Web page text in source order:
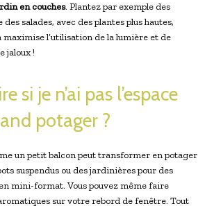
en couches. Plantez par exemple des
salades, avec des plantes plus hautes,
maximise l’utilisation de la lumière et de
jaloux !
si je n’ai pas l’espace
potager ?
un petit balcon peut transformer en potager
suspendus ou des jardinières pour des
mini-format. Vous pouvez même faire
sur votre rebord de fenêtre. Tout